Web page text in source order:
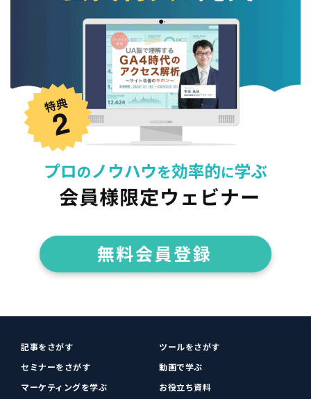
記事をさがす
ツールをさがす
セミナーをさがす
動画で学ぶ
マーケティングを学ぶ
お役立ち資料